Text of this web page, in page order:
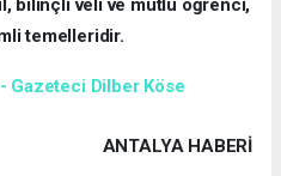
bilinçli veli ve mutlu öğrenci,
temelleridir.
Gazeteci Dilber Köse
ANTALYA HABERİ